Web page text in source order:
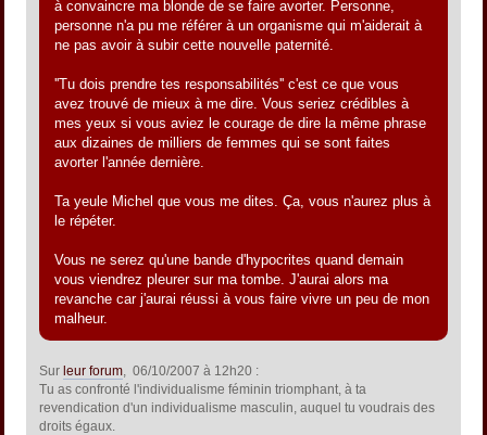
à convaincre ma blonde de se faire avorter. Personne,
personne n'a pu me référer à un organisme qui m'aiderait à
ne pas avoir à subir cette nouvelle paternité.
''Tu dois prendre tes responsabilités'' c'est ce que vous
avez trouvé de mieux à me dire. Vous seriez crédibles à
mes yeux si vous aviez le courage de dire la même phrase
aux dizaines de milliers de femmes qui se sont faites
avorter l'année dernière.
Ta yeule Michel que vous me dites. Ça, vous n'aurez plus à
le répéter.
Vous ne serez qu'une bande d'hypocrites quand demain
vous viendrez pleurer sur ma tombe. J'aurai alors ma
revanche car j'aurai réussi à vous faire vivre un peu de mon
malheur.
Sur leur forum, 06/10/2007 à 12h20 :
Tu as confronté l'individualisme féminin triomphant, à ta
revendication d'un individualisme masculin, auquel tu voudrais des
droits égaux.